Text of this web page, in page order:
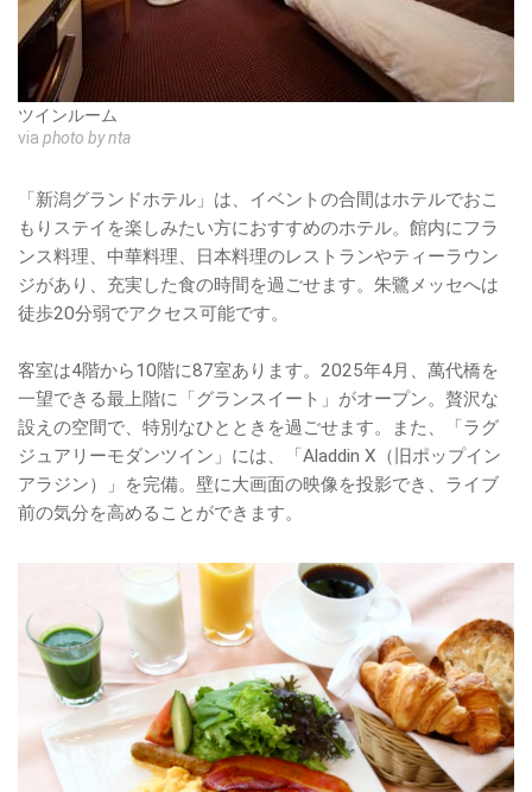
ツインルーム
via photo by nta
「新潟グランドホテル」は、イベントの合間はホテルでおこ
もりステイを楽しみたい方におすすめのホテル。館内にフラ
ンス料理、中華料理、日本料理のレストランやティーラウン
ジがあり、充実した食の時間を過ごせます。朱鷺メッセへは
徒歩20分弱でアクセス可能です。
客室は4階から10階に87室あります。2025年4月、萬代橋を
一望できる最上階に「グランスイート」がオープン。贅沢な
設えの空間で、特別なひとときを過ごせます。また、「ラグ
ジュアリーモダンツイン」には、「Aladdin X（旧ポップイン
アラジン）」を完備。壁に大画面の映像を投影でき、ライブ
前の気分を高めることができます。